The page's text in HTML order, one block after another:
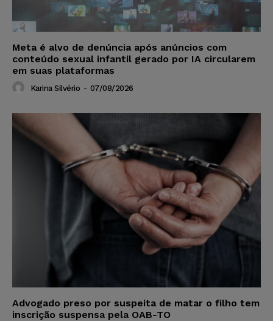
Meta é alvo de denúncia após anúncios com
conteúdo sexual infantil gerado por IA circularem
em suas plataformas
Karina Silvério - 07/08/2026
Advogado preso por suspeita de matar o filho tem
inscrição suspensa pela OAB-TO